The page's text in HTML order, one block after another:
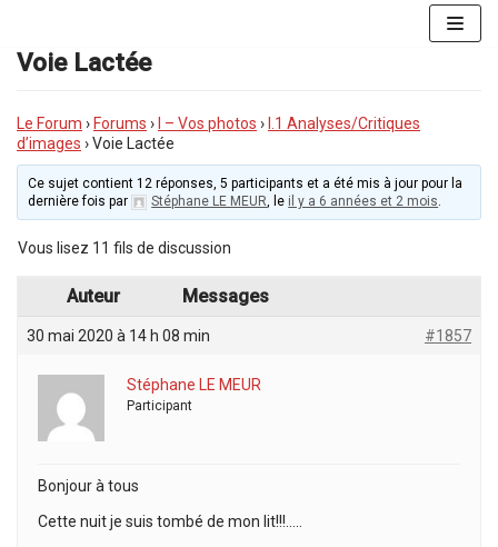
au
contenu
Voie Lactée
Le Forum › Forums › I – Vos photos ›
I.1 Analyses/Critiques
d’images ›Voie Lactée
Ce sujet contient 12 réponses, 5 participants et a été mis à jour pour la
dernière fois par
Stéphane LE MEUR, le il y a 6 années et 2 mois.
Vous lisez 11 fils de discussion
Auteur Messages
30 mai 2020 à 14 h 08 min #1857
Stéphane LE MEUR
Participant
Bonjour à tous
Cette nuit je suis tombé de mon lit!!!…..